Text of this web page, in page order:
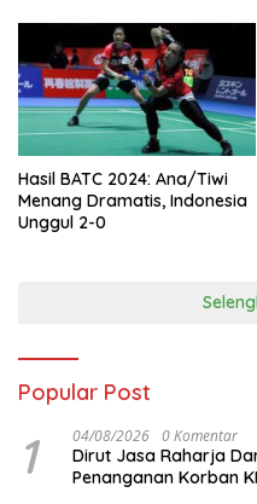
Hasil BATC 2024: Ana/Tiwi
Menang Dramatis, Indonesia
Unggul 2-0
Popular Post
1 04/08/2026 0 Komentar
Dirut Jasa Raharja
Penanganan Korban